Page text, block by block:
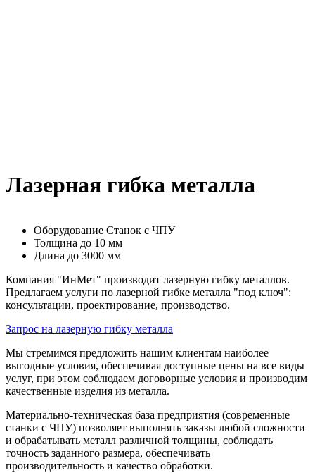
Лазерная гибка металла
Оборудование Станок с ЧПУ
Толщина до 10 мм
Длина до 3000 мм
Компания "ИнМет" производит лазерную гибку металлов.
Предлагаем услуги по лазерной гибке металла "под ключ":
консультации, проектирование, производство.
Запрос на лазерную гибку металла
Мы стремимся предложить нашим клиентам наиболее
выгодные условия, обеспечивая доступные цены на все виды
услуг, при этом соблюдаем договорные условия и производим
качественные изделия из металла.
Материально-техническая база предприятия (современные
станки с ЧПУ) позволяет выполнять заказы любой сложности
и обрабатывать металл различной толщины, соблюдать
точность заданного размера, обеспечивать
производительность и качество обработки.